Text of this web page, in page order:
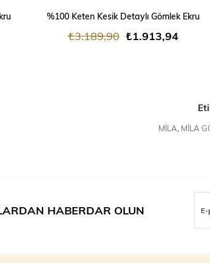
%100 Keten Kesik Detaylı Gömlek Ekru
₺1.913,94
₺3.189,90
MİLA MİLA
HABERDAR OLUN